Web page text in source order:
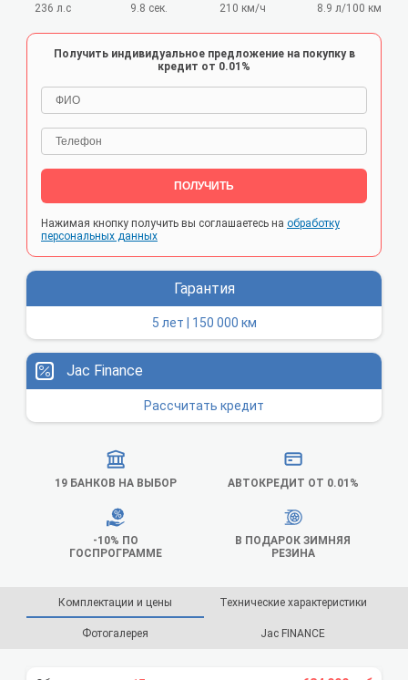
236 л.с
9.8 сек.
210 км/ч
8.9 л/100 км
Получить индивидуальное предложение на покупку в
кредит от 0.01%
ПОЛУЧИТЬ
Нажимая кнопку получить вы соглашаетесь на обработку
персональных данных
Гарантия
5 лет | 150 000 км
Jac Finance
Рассчитать кредит
19 БАНКОВ НА ВЫБОР АВТОКРЕДИТ ОТ 0.01%
-10% ПО
ГОСПРОГРАММЕ
В ПОДАРОК ЗИМНЯЯ
РЕЗИНА
Комплектации и цены Технические характеристики
Фотогалерея Jac FINANCE